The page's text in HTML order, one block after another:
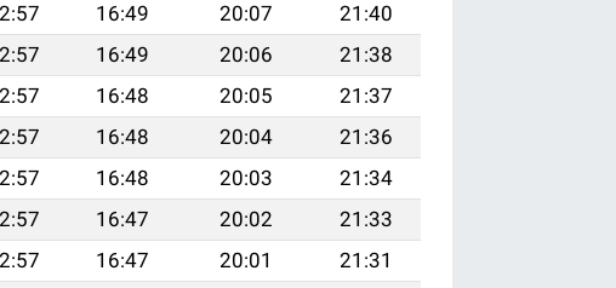
16:49 20:07
21:40
16:49 20:06
21:38
16:48 20:05
21:37
16:48 20:04
21:36
16:48 20:03
21:34
16:47 20:02
21:33
16:47 20:01
21:31